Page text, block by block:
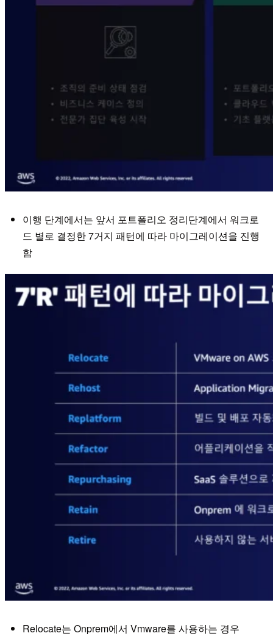
이행 단계에서는 앞서 포트폴리오 정리단계에서 워크로
드 별로 결정한 7거지 패턴에 따라 마이그레이션을 진행
함
Relocate는 Onprem에서 Vmware를 사용하는 경우